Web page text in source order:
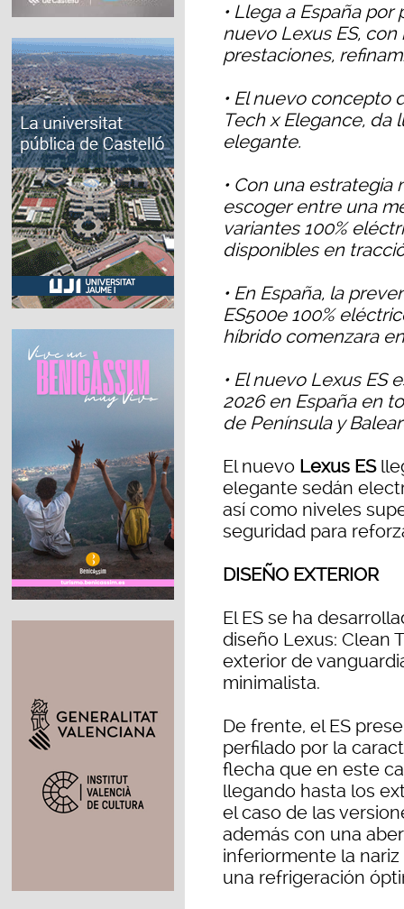
• Llega a España
nuevo Lexus ES,
prestaciones,
• El nuevo concepto
Tech x Elegance, da
elegante.
• Con una
escoger entre una
variantes 100%
disponibles en
• En España, la
ES500e 100%
híbrido comenzara
• El nuevo Lexus ES
2026 en España en
de Península y
El nuevo Lexus ES
elegante sedán
así como niveles
seguridad para
DISEÑO EXTERIOR
El ES se ha
diseño Lexus: Clean
exterior de
minimalista.
De frente, el ES
perfilado por la
flecha que en este
llegando hasta los
el caso de las
además con una
inferiormente la
una refrigeración